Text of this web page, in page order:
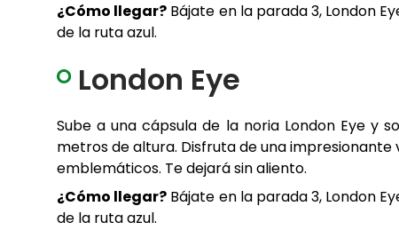
¿Cómo llegar? Bájate en la parada 3, London
de la ruta azul.
London Eye
Sube a una cápsula de la noria London Eye y
metros de altura. Disfruta de una
emblemáticos. Te dejará sin aliento.
¿Cómo llegar? Bájate en la parada 3, London
de la ruta azul.